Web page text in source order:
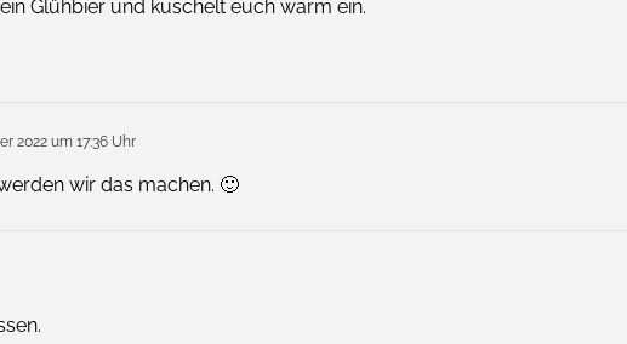
Glühbier und kuschelt euch warm ein.
2022 um 17:36 Uhr
wir das machen. 🙂